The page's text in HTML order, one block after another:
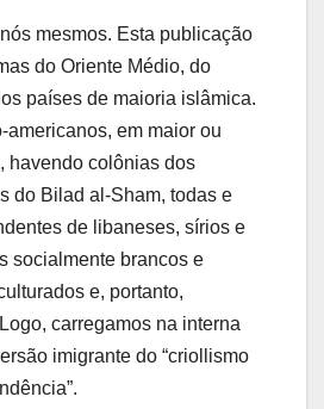
mesmos. Esta publicação
do Oriente Médio, do
países de maioria islâmica.
americanos, em maior ou
havendo colônias dos
do Bilad al-Sham, todas e
de libaneses, sírios e
socialmente brancos e
e, portanto,
carregamos na interna
imigrante do “criollismo